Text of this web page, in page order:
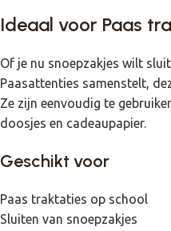
Ideaal voor Paas
Of je nu snoepzakjes wilt
Paasattenties samenstelt,
Ze zijn eenvoudig te
doosjes en cadeaupapier.
Geschikt voor
Paas traktaties op school
Sluiten van snoepzakjes